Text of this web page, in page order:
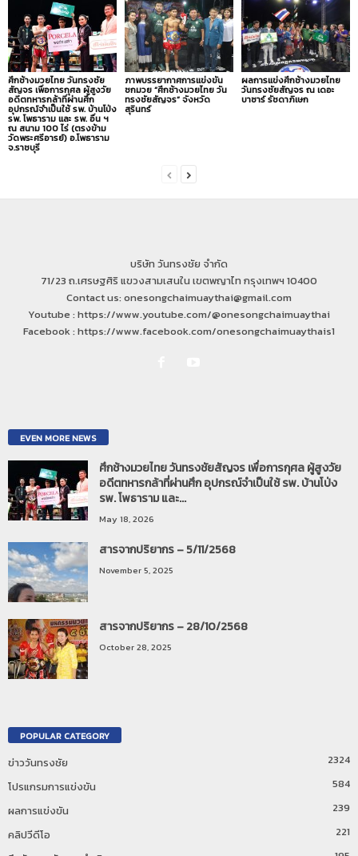
ศึกช้างมวยไทย วันทรงชัย
สัญจร เพื่อการกุศล ผู้สูงวัย
อดีตทหารกล้าที่ผ่านศึก
อุปกรณ์จำเป็นใช้ รพ. บ้านโป่ง
รพ. โพธาราม และ รพ. อื่น ฯ
ณ สนาม 100 ไร่ (ตรงข้าม
วัดพระศรีอารย์) อ.โพธาราม
จ.ราชบุรี
ภาพบรรยากาศการแข่งขัน
ชกมวย “ศึกช้างมวยไทย วัน
ทรงชัยสัญจร” จังหวัด
สุรินทร์
ผลการแข่งศึกช้างมวยไทย
วันทรงชัยสัญจร ณ เดอะ
บาซาร์ รัชดาภิเษก
บริษัท วันทรงชัย จำกัด
71/23 ถ.เศรษฐศิริ แขวงสามเสนใน เขตพญาไท กรุงเทพฯ 10400
Contact us: onesongchaimuaythai@gmail.com
Youtube : https://www.youtube.com/@onesongchaimuaythai
Facebook : https://www.facebook.com/onesongchaimuaythais1
EVEN MORE NEWS
ศึกช้างมวยไทย วันทรงชัยสัญจร เพื่อการกุศล ผู้สูงวัย
อดีตทหารกล้าที่ผ่านศึก อุปกรณ์จำเป็นใช้ รพ. บ้านโป่ง
รพ. โพธาราม และ...
May 18, 2026
สารจากปริยากร – 5/11/2568
November 5, 2025
สารจากปริยากร – 28/10/2568
October 28, 2025
POPULAR CATEGORY
ข่าววันทรงชัย
2324
โปรแกรมการแข่งขัน
584
ผลการแข่งขัน
239
คลิปวีดีโอ
221